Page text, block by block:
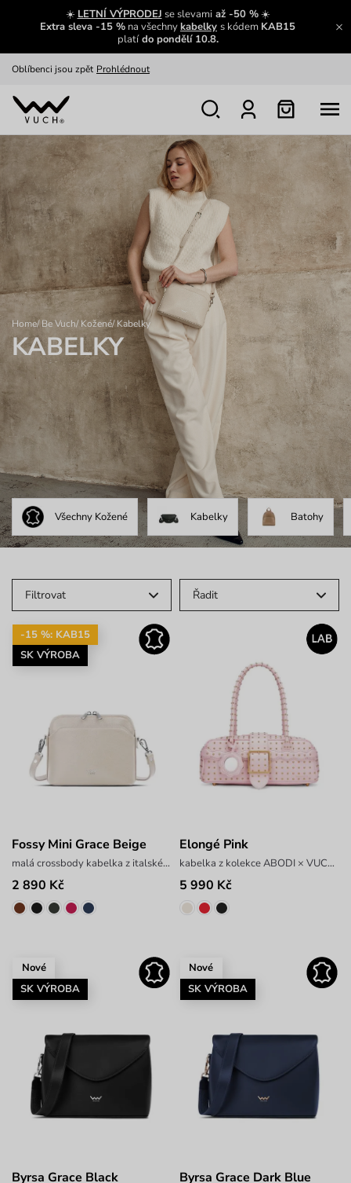
☀️ LETNÍ VÝPRODEJ se slevamiaž -50 %☀️
Extra sleva -15 % na všechnykabelky s kódem KAB15
platído pondělí 10.8.
Zajímavosti ze světa Vuch:
Zobrazit
Oblíbenci jsou zpět Prohlédnout
Nech se inspirovat
Home/Be Vuch/Kožené/Kabelky
KABELKY
Všechny Kožené Kabelky Batohy
Filtrovat Řadit
-15 %: KAB15
SK VÝROBA
Fossy Mini Grace Beige
malá crossbody kabelka z italské hovězí kůže
2 890 Kč
Elongé Pink
kabelka z kolekce ABODI × VUCH LAB
5 990 Kč
Nové
SK VÝROBA
Byrsa Grace Black
Nové
SK VÝROBA
Byrsa Grace Dark Blue